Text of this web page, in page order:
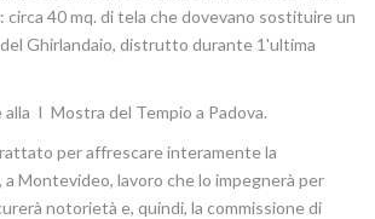
circa 40 mq. di tela che dovevano sostituire un
Ghirlandaio, distrutto durante 1'ultima
I Mostra del Tempio a Padova.
per affrescare interamente la
a Montevideo, lavoro che lo impegnerà per
notorietà e, quindi, la commissione di